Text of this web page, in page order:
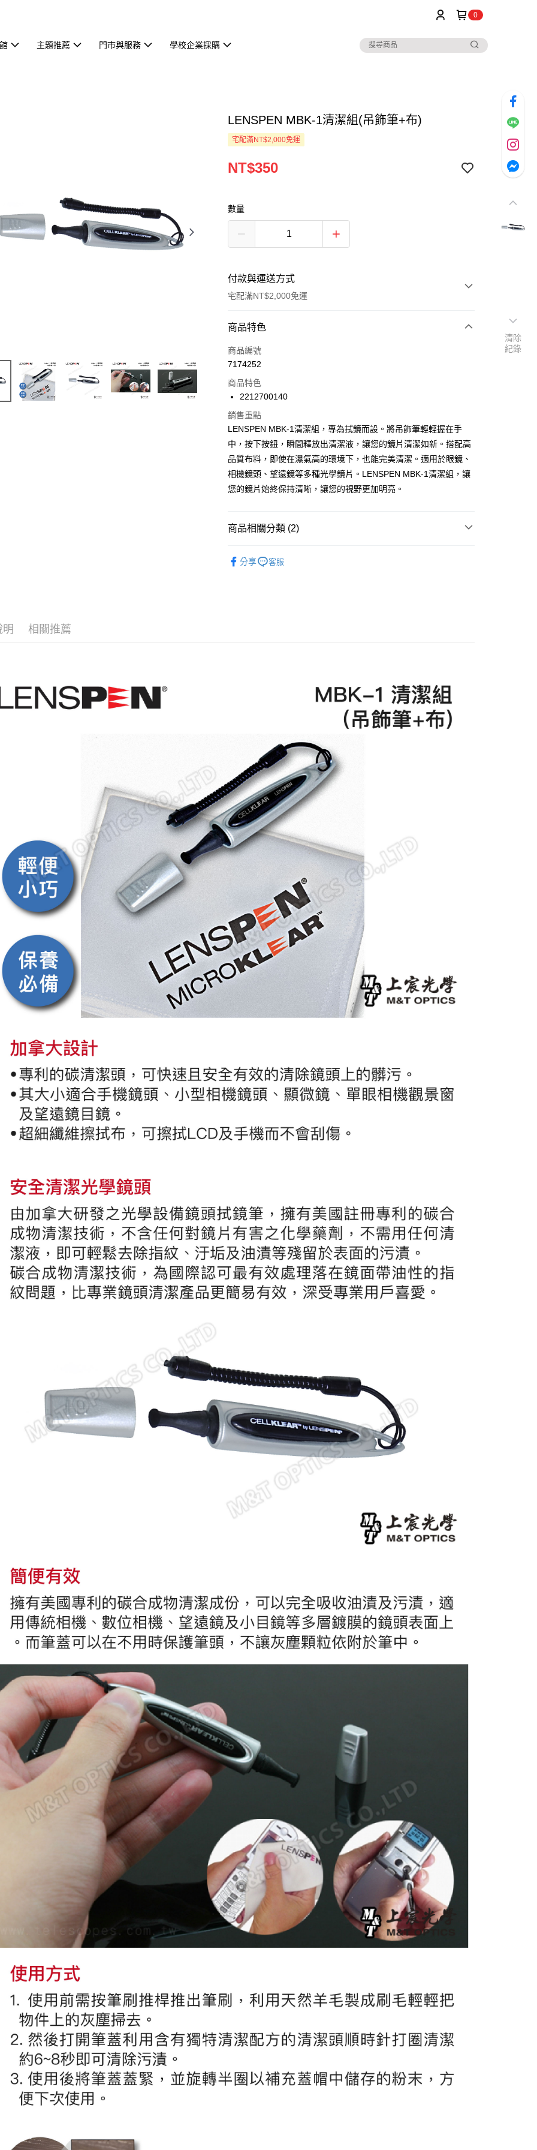
0
主題推薦 門市與服務 學校企業採購
LENSPEN MBK-1清潔組(吊飾筆+布)
宅配滿NT$2,000免運
NT$350
數量
付款與運送方式
宅配滿NT$2,000免運
付款方式
信用卡一次付款
Apple Pay
ATM付款
運送方式
郵寄到府(台灣本島適用)
每筆NT$100，滿NT$2,000(含以上)免運費
每筆NT$180，滿NT$2,000(含以上)免運費
商品特色
商品編號
7174252
商品特色
2212700140
銷售重點
LENSPEN MBK-1清潔組，專為拭鏡而設。將吊飾筆輕輕握在手
中，按下按鈕，瞬間釋放出清潔液，讓您的鏡片清潔如新。搭配高
品質布料，即使在濕氣高的環境下，也能完美清潔。適用於眼鏡、
相機鏡頭、望遠鏡等多種光學鏡片。LENSPEN MBK-1清潔組，讓
您的鏡片始終保持清晰，讓您的視野更加明亮。
商品相關分類 (2)
分享 客服
明 相關推薦
清除
紀錄